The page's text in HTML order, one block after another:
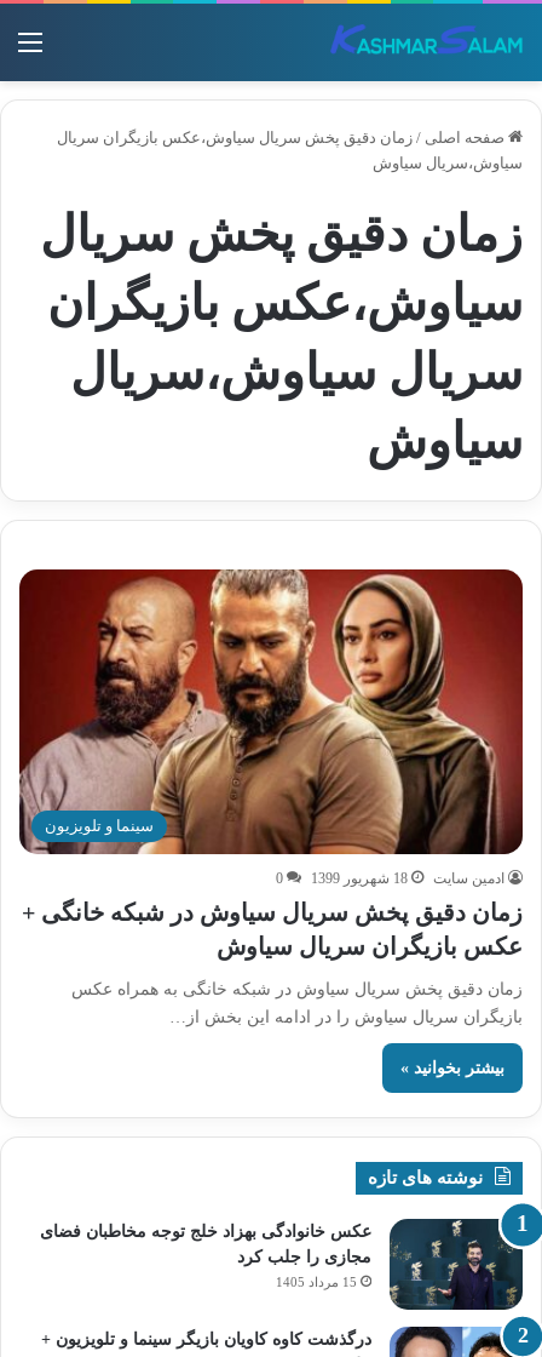
صفحه اصلی / زمان دقیق پخش سریال سیاوش،عکس بازیگران سریال
سیاوش،سریال سیاوش
زمان دقیق پخش سریال
سیاوش،عکس بازیگران
سریال سیاوش،سریال
سیاوش
سینما و تلویزیون
ادمین سایت 18 شهریور 1399 0
زمان دقیق پخش سریال سیاوش در شبکه خانگی +
عکس بازیگران سریال سیاوش
زمان دقیق پخش سریال سیاوش در شبکه خانگی به همراه عکس
بازیگران سریال سیاوش را در ادامه این بخش از…
بیشتر بخوانید »
نوشته های تازه
عکس خانوادگی بهزاد خلج توجه مخاطبان فضای
مجازی را جلب کرد
15 مرداد 1405
درگذشت کاوه کاویان بازیگر سینما و تلویزیون +